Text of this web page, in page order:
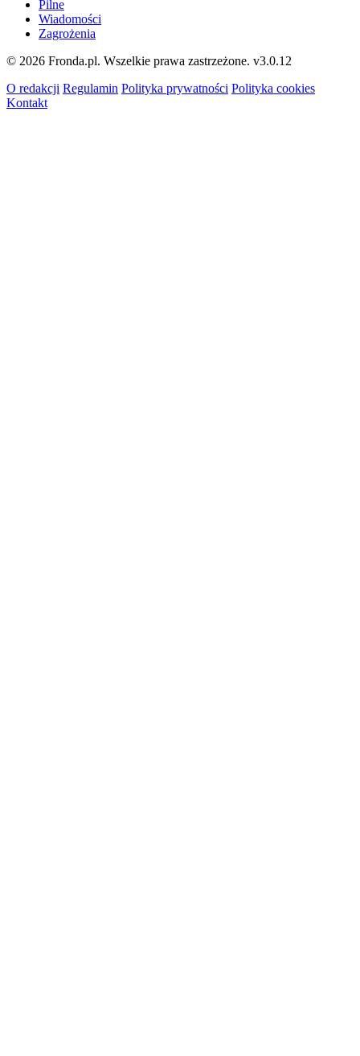
Pilne
Wiadomości
Zagrożenia
© 2026 Fronda.pl. Wszelkie prawa zastrzeżone. v3.0.12
O redakcji Regulamin Polityka prywatności Polityka cookies
Kontakt